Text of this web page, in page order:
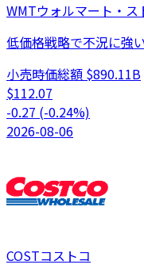
WMTウォルマート・ス
低価格戦略で不況に強
小売時価総額 $890.11B
$112.07
-0.27 (-0.24%)
2026-08-06
COSTコストコ